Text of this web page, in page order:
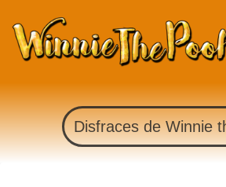
contenido
Disfraces de Winnie